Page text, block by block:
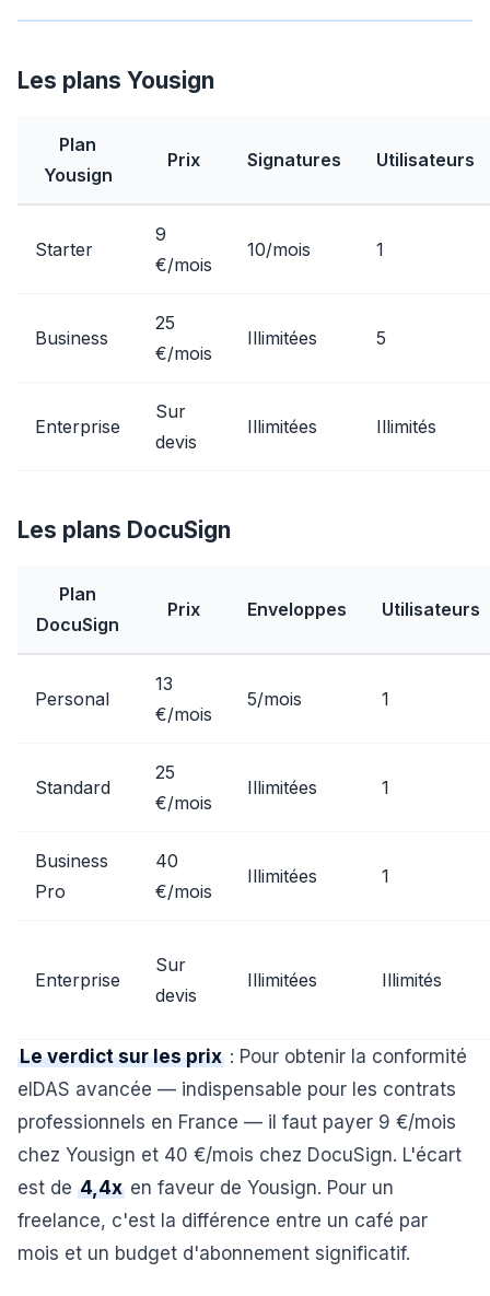
Les plans Yousign
Plan
Yousign
Prix Signatures Utilisateurs
Starter
9
€/mois
10/mois 1
Business
25
€/mois
Illimitées 5
Enterprise
Sur
devis
Illimitées Illimités
Les plans DocuSign
Plan
DocuSign
Prix Enveloppes Utilisateurs
Personal
13
€/mois
5/mois 1
Standard
25
€/mois
Illimitées 1
Business
Pro
40
€/mois
Illimitées 1
Enterprise
Sur
devis
Illimitées Illimités
Le verdict sur les prix : Pour obtenir la conformité
eIDAS avancée — indispensable pour les contrats
professionnels en France — il faut payer 9 €/mois
chez Yousign et 40 €/mois chez DocuSign. L'écart
est de 4,4x en faveur de Yousign. Pour un
freelance, c'est la différence entre un café par
mois et un budget d'abonnement significatif.